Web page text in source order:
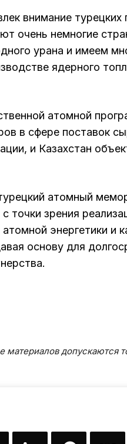
внимание
очень немногие
урана и имеем
ядерного
атомной
в сфере поставок
и Казахстан
атомный
точки зрения
атомной энергетики и
основу для
материалов допускаются